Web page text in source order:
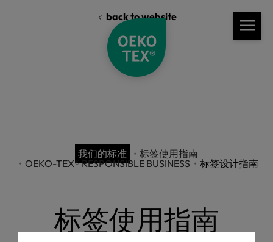
back to website
我们的标准
标签使用指南
OEKO-TEX® RESPONSIBLE BUSINESS
标签设计指南
标签使用指南